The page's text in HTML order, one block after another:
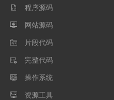
 程序源码
 网站源码
 片段代码
 完整代码
 操作系统
 资源工具